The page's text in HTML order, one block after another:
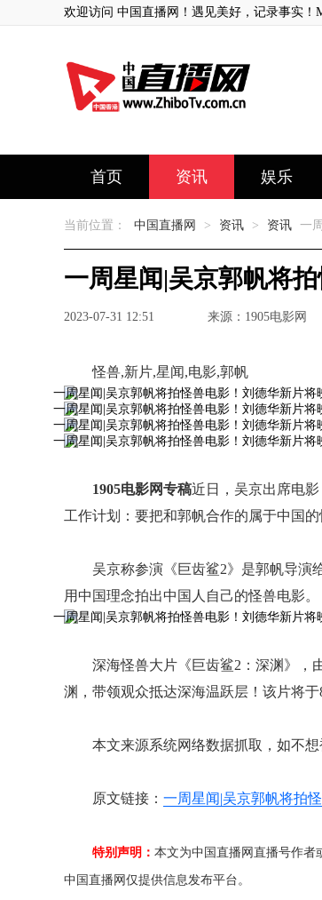
欢迎访问 中国直播网！遇见美好，记录事实！
首页 资讯 娱乐
当前位置： 中国直播网 > 资讯 > 资讯 一
一周星闻|吴京郭帆将
2023-07-31 12:51 来源：1905电影网
怪兽,新片,星闻,电影,郭帆
1905电影网专稿近日，吴京出席电
工作计划：要把和郭帆合作的属于中国的
吴京称参演《巨齿鲨2》是郭帆导演
用中国理念拍出中国人自己的怪兽电影。
深海怪兽大片《巨齿鲨2：深渊》，
渊，带领观众抵达深海温跃层！该片将于
本文来源系统网络数据抓取，如不
原文链接： 一周星闻|吴京郭帆将拍
特别声明： 本文为中国直播网直播号作者
中国直播网仅提供信息发布平台。